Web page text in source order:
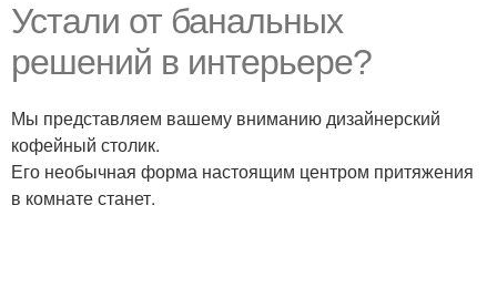
Устали от банальных
решений в интерьере?
Мы представляем вашему вниманию дизайнерский
кофейный столик.
Его необычная форма настоящим центром притяжения
в комнате станет.